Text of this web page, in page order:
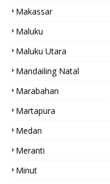
Makassar
Maluku
Maluku Utara
Mandailing Natal
Marabahan
Martapura
Medan
Meranti
Minut